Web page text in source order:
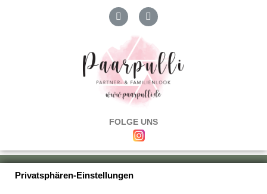
FOLGE UNS
Über uns|Versand & Zahlung|Umtausch & Rückgabe
Privatsphären-Einstellungen